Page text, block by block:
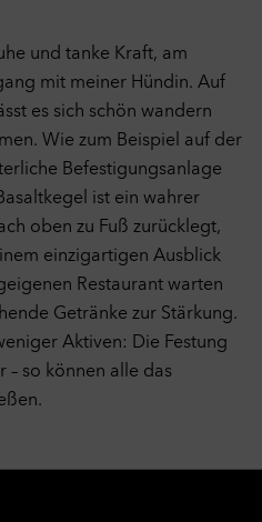
und tanke Kraft, am
mit meiner Hündin. Auf
es sich schön wandern
Wie zum Beispiel auf der
Befestigungsanlage
ist ein wahrer
oben zu Fuß zurücklegt,
einzigartigen Ausblick
Restaurant warten
Getränke zur Stärkung.
Aktiven: Die Festung
– so können alle das